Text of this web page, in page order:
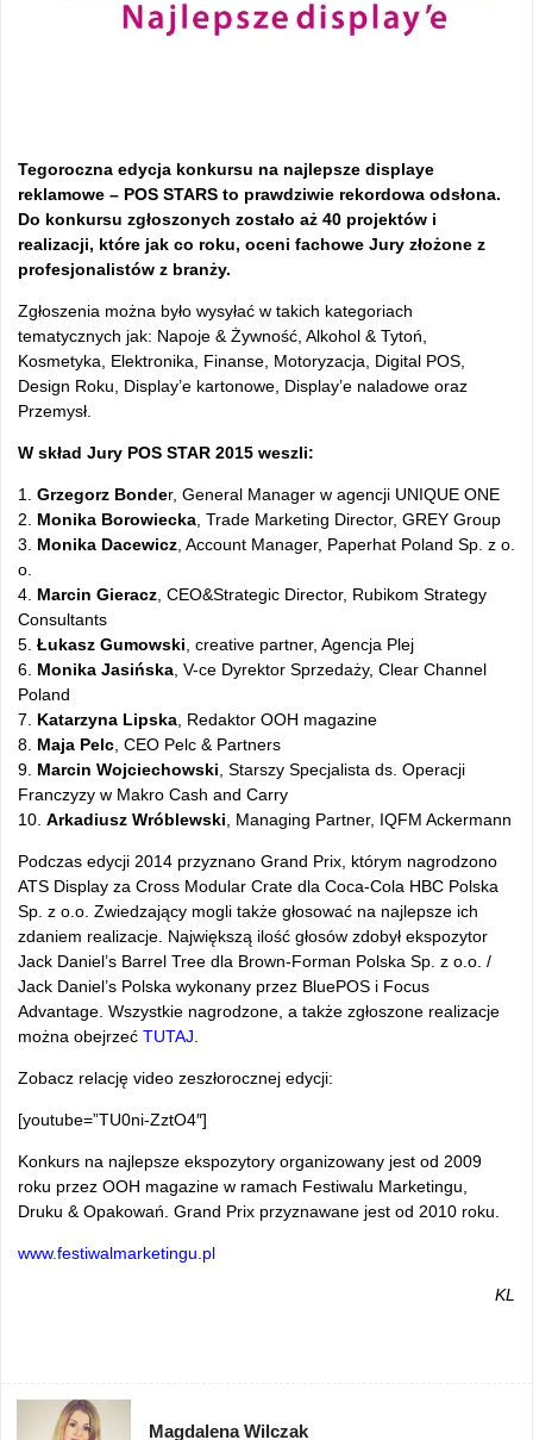
Tegoroczna edycja konkursu na najlepsze displaye
reklamowe – POS STARS to prawdziwie rekordowa odsłona.
Do konkursu zgłoszonych zostało aż 40 projektów i
realizacji, które jak co roku, oceni fachowe Jury złożone z
profesjonalistów z branży.
Zgłoszenia można było wysyłać w takich kategoriach
tematycznych jak: Napoje & Żywność, Alkohol & Tytoń,
Kosmetyka, Elektronika, Finanse, Motoryzacja, Digital POS,
Design Roku, Display’e kartonowe, Display’e naladowe oraz
Przemysł.
W skład Jury POS STAR 2015 weszli:
1. Grzegorz Bonder, General Manager w agencji UNIQUE ONE
2. Monika Borowiecka, Trade Marketing Director, GREY Group
3. Monika Dacewicz, Account Manager, Paperhat Poland Sp. z o.
o.
4. Marcin Gieracz, CEO&Strategic Director, Rubikom Strategy
Consultants
5. Łukasz Gumowski, creative partner, Agencja Plej
6. Monika Jasińska, V-ce Dyrektor Sprzedaży, Clear Channel
Poland
7. Katarzyna Lipska, Redaktor OOH magazine
8. Maja Pelc, CEO Pelc & Partners
9. Marcin Wojciechowski, Starszy Specjalista ds. Operacji
Franczyzy w Makro Cash and Carry
10. Arkadiusz Wróblewski, Managing Partner, IQFM Ackermann
Podczas edycji 2014 przyznano Grand Prix, którym nagrodzono
ATS Display za Cross Modular Crate dla Coca-Cola HBC Polska
Sp. z o.o. Zwiedzający mogli także głosować na najlepsze ich
zdaniem realizacje. Największą ilość głosów zdobył ekspozytor
Jack Daniel’s Barrel Tree dla Brown-Forman Polska Sp. z o.o. /
Jack Daniel’s Polska wykonany przez BluePOS i Focus
Advantage. Wszystkie nagrodzone, a także zgłoszone realizacje
można obejrzeć TUTAJ.
Zobacz relację video zeszłorocznej edycji:
[youtube=”TU0ni-ZztO4″]
Konkurs na najlepsze ekspozytory organizowany jest od 2009
roku przez OOH magazine w ramach Festiwalu Marketingu,
Druku & Opakowań. Grand Prix przyznawane jest od 2010 roku.
www.festiwalmarketingu.pl
KL
Magdalena Wilczak